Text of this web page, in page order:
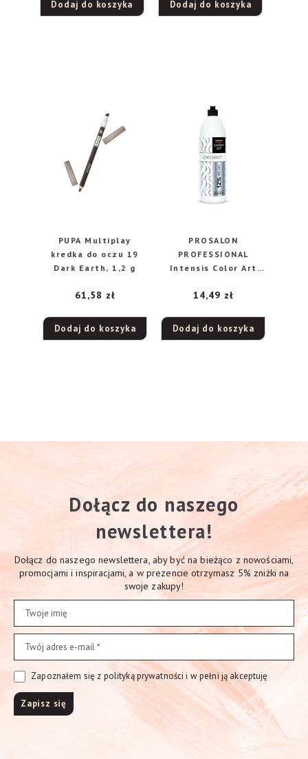
Dodaj do koszyka 5.00na 5
Dodaj do koszyka
PUPA Multiplay
kredka do oczu 19
Dark Earth, 1,2 g
61,58 zł
Dodaj do koszyka
PROSALON
PROFESSIONAL
Intensis Color Art
Utleniacz do włosów
14,49 zł
Dodaj do koszyka
Dołącz do naszego
newslettera!
Dołącz do naszego newslettera, aby być na bieżąco z nowościami,
promocjami i inspiracjami, a w prezencie otrzymasz 5% zniżki na
swoje zakupy!
Zapoznałem się z polityką prywatności i w pełni ją akceptuję